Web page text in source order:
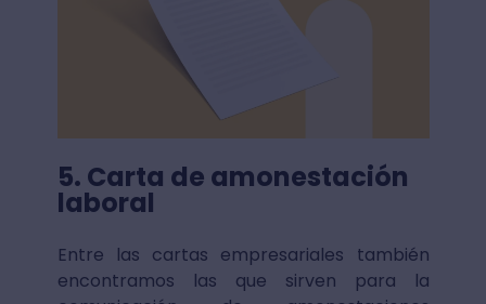
5. Carta de amonestación
laboral
Entre las cartas empresariales también
encontramos las que sirven para la